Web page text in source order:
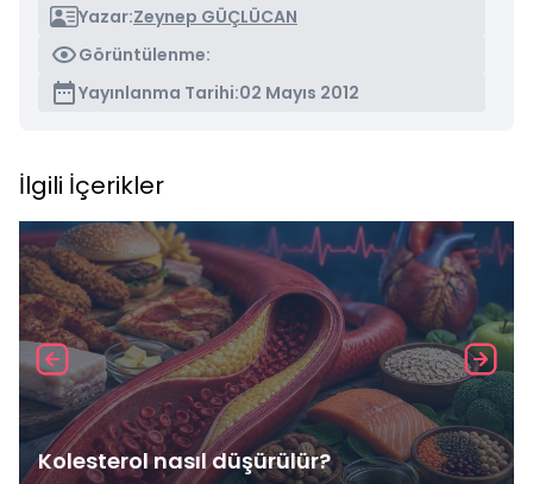
Yazar:Zeynep GÜÇLÜCAN
Görüntülenme:
Yayınlanma Tarihi:02 Mayıs 2012
İlgili İçerikler
Kolesterol nasıl düşürülür?